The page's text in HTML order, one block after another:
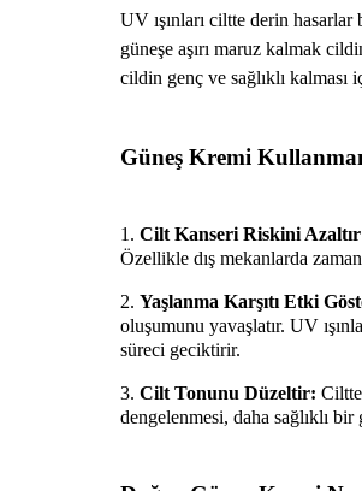
UV ışınları ciltte derin
güneşe aşırı maruz kalmak
cildin genç ve sağlıklı kalması
Güneş Kremi
Cilt Kanseri Riskini
Özellikle dış mekanlarda
Yaşlanma Karşıtı Etki
oluşumunu yavaşlatır. UV
süreci geciktirir.
Cilt Tonunu Düzeltir:
dengelenmesi, daha sağlıklı bir